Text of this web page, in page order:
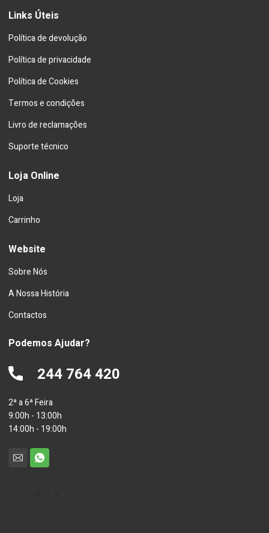
Links Úteis
Política de devolução
Política de privacidade
Política de Cookies
Termos e condições
Livro de reclamações
Suporte técnico
Loja Online
Loja
Carrinho
Website
Sobre Nós
A Nossa História
Contactos
Podemos Ajudar?
244 764 420
2ª a 6ª Feira
9:00h - 13:00h
14:00h - 19:00h